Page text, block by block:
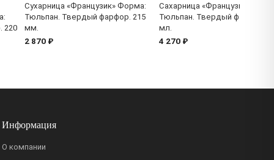
220
Сухарница «Французик» Форма:
Тюльпан. Твердый фарфор. 215
мм.
2 870 ₽
Сахарница «Французик»
Тюльпан. Твердый фарфор.
мл.
4 270 ₽
Информация
О компании